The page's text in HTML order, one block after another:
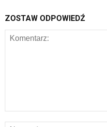
ZOSTAW ODPOWIEDŹ